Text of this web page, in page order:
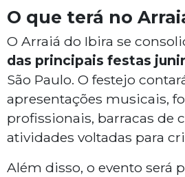
O que terá no
O Arraiá do Ibira se
das principais festas
São Paulo. O festejo
apresentações musicais,
profissionais, barracas de
atividades voltadas para
Além disso, o evento será